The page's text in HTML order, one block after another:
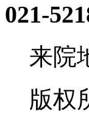
021-
来院
版权